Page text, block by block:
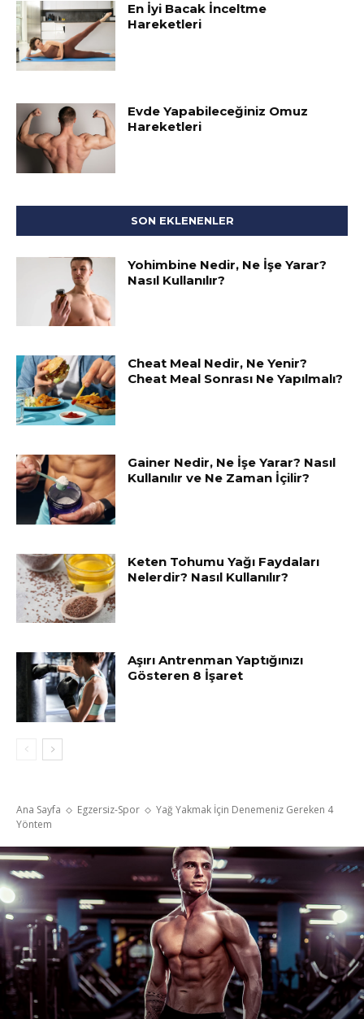
En İyi Bacak İnceltme
Hareketleri
Evde Yapabileceğiniz Omuz
Hareketleri
SON EKLENENLER
Yohimbine Nedir, Ne İşe Yarar?
Nasıl Kullanılır?
Cheat Meal Nedir, Ne Yenir?
Cheat Meal Sonrası Ne Yapılmalı?
Gainer Nedir, Ne İşe Yarar? Nasıl
Kullanılır ve Ne Zaman İçilir?
Keten Tohumu Yağı Faydaları
Nelerdir? Nasıl Kullanılır?
Aşırı Antrenman Yaptığınızı
Gösteren 8 İşaret